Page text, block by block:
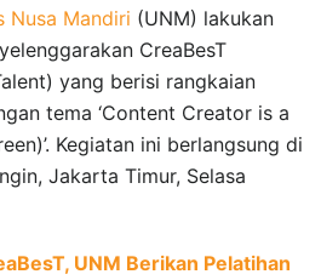
Nusa Mandiri (UNM) lakukan
CreaBesT
yang berisi rangkaian
tema ‘Content Creator is a
Kegiatan ini berlangsung di
Jakarta Timur, Selasa
UNM Berikan Pelatihan